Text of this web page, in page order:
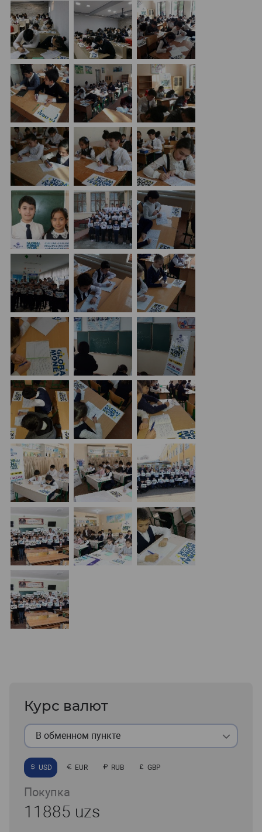
Курс валют
В обменном пункте
USD EUR RUB GBP
Покупка
11885 uzs